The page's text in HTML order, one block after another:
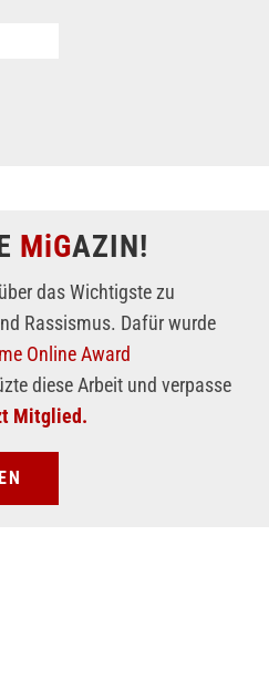
MiGAZIN!
das Wichtigste zu
Rassismus. Dafür wurde
Online Award
diese Arbeit und verpasse
Mitglied.